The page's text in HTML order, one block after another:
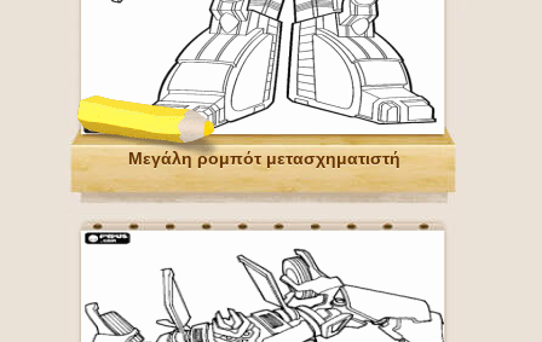
Μεγάλη ρομπότ μετασχηματιστή